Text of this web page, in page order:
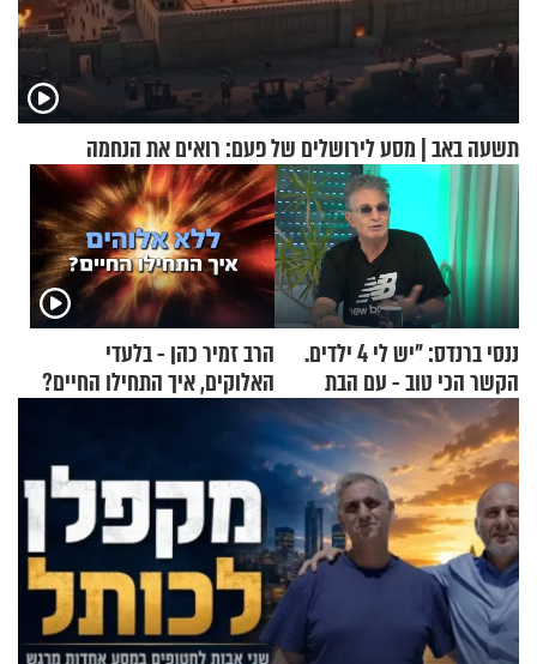
תשעה באב | מסע לירושלים של פעם: רואים את הנחמה
ננסי ברנדס: "יש לי 4 ילדים.
הקשר הכי טוב - עם הבת
החרדית"
הרב זמיר כהן - בלעדי
האלוקים, איך התחילו החיים?